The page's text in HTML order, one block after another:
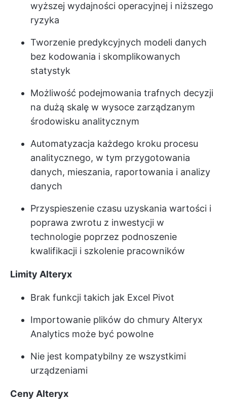
wyższej wydajności operacyjnej i niższego
ryzyka
Tworzenie predykcyjnych modeli danych
bez kodowania i skomplikowanych
statystyk
Możliwość podejmowania trafnych decyzji
na dużą skalę w wysoce zarządzanym
środowisku analitycznym
Automatyzacja każdego kroku procesu
analitycznego, w tym przygotowania
danych, mieszania, raportowania i analizy
danych
Przyspieszenie czasu uzyskania wartości i
poprawa zwrotu z inwestycji w
technologie poprzez podnoszenie
kwalifikacji i szkolenie pracowników
Limity Alteryx
Brak funkcji takich jak Excel Pivot
Importowanie plików do chmury Alteryx
Analytics może być powolne
Nie jest kompatybilny ze wszystkimi
urządzeniami
Ceny Alteryx